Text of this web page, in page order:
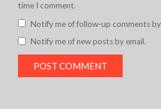
time I comment.
Notify me of follow-up comments by
Notify me of new posts by email.